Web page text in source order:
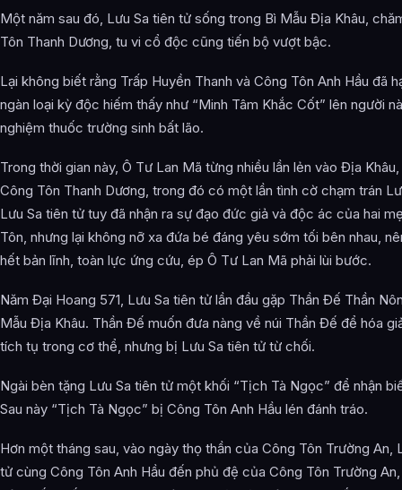
Một năm sau đó, Lưu Sa tiên tử sống trong Bì Mẫu Địa Khâu,
Tôn Thanh Dương, tu vi cổ độc cũng tiến bộ vượt bậc.
Lại không biết rằng Trấp Huyền Thanh và Công Tôn Anh Hầu đã
ngàn loại kỳ độc hiếm thấy như “Minh Tâm Khắc Cốt” lên người
nghiệm thuốc trường sinh bất lão.
Trong thời gian này, Ô Tư Lan Mã từng nhiều lần lẻn vào Địa
Công Tôn Thanh Dương, trong đó có một lần tình cờ chạm trán
Lưu Sa tiên tử tuy đã nhận ra sự đạo đức giả và độc ác của hai
Tôn, nhưng lại không nỡ xa đứa bé đáng yêu sớm tối bên nhau,
hết bản lĩnh, toàn lực ứng cứu, ép Ô Tư Lan Mã phải lùi bước.
Năm Đại Hoang 571, Lưu Sa tiên tử lần đầu gặp Thần Đế Thần
Mẫu Địa Khâu. Thần Đế muốn đưa nàng về núi Thần Đế để hóa
tích tụ trong cơ thể, nhưng bị Lưu Sa tiên tử từ chối.
Ngài bèn tặng Lưu Sa tiên tử một khối “Tịch Tà Ngọc” để nhận
Sau này “Tịch Tà Ngọc” bị Công Tôn Anh Hầu lén đánh tráo.
Hơn một tháng sau, vào ngày thọ thần của Công Tôn Trường An,
tử cùng Công Tôn Anh Hầu đến phủ đệ của Công Tôn Trường